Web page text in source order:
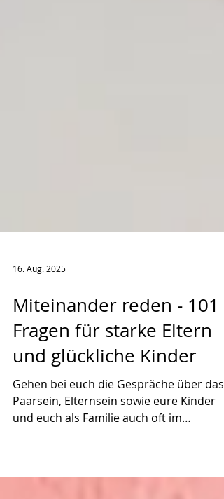
16. Aug. 2025
Miteinander reden - 101
Fragen für starke Eltern
und glückliche Kinder
Gehen bei euch die Gespräche über das
und euch als Familie auch oft im